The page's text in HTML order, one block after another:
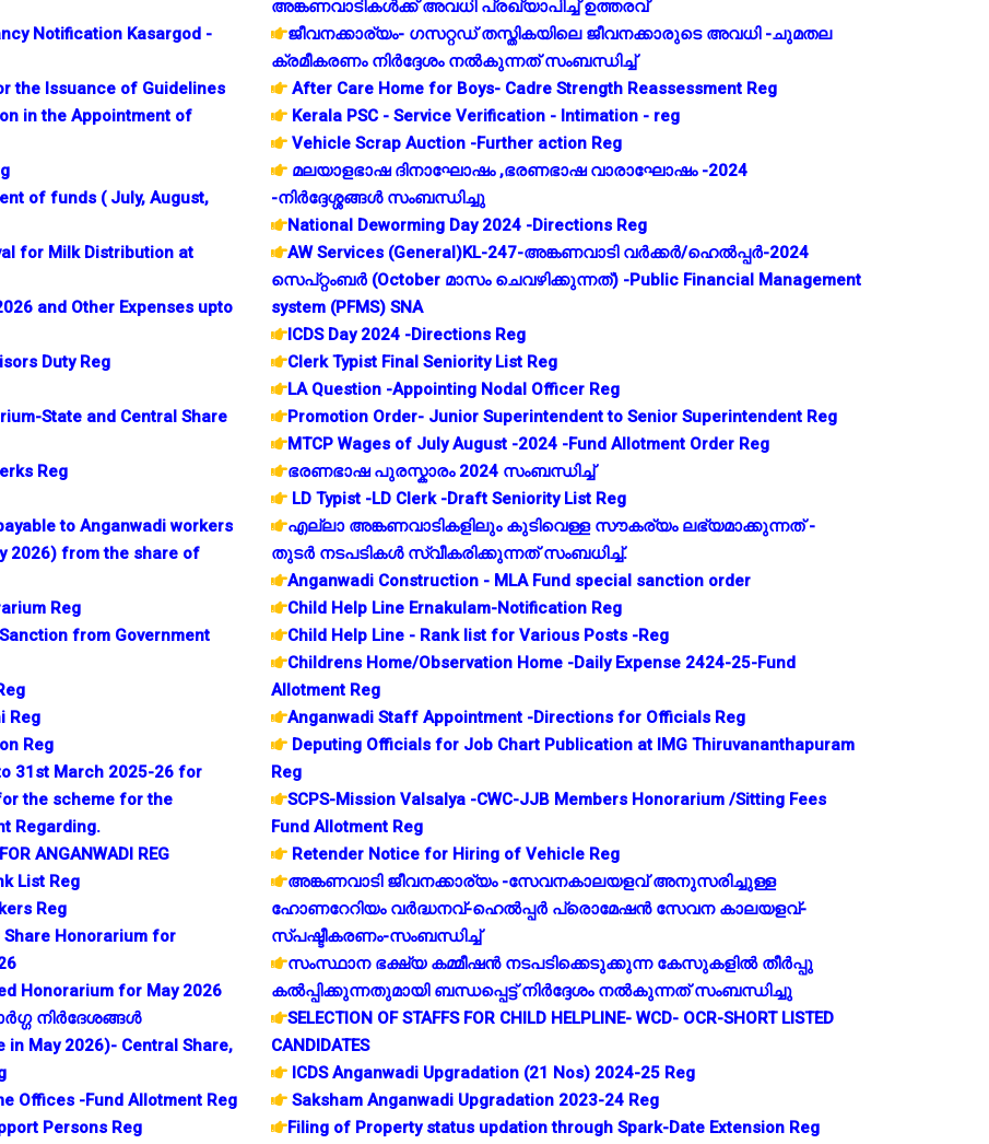
Notification Kasargod -
the Issuance of Guidelines
in the Appointment of
of funds ( July, August,
for Milk Distribution at
and Other Expenses upto
Duty Reg
State and Central Share
Reg
to Anganwadi workers
2026) from the share of
Reg
from Government
Reg
Reg
31st March 2025-26 for
the scheme for the
Regarding.
ANGANWADI REG
List Reg
Reg
Share Honorarium for
Honorarium for May 2026
നിര്‍ദേശങ്ങള്‍
in May 2026)- Central Share,
Offices -Fund Allotment Reg
Persons Reg
അങ്കണവാടികൾക്ക് അവധി പ്രഖ്യാപിച്ച് ഉത്തരവ്
ജീവനക്കാര്യം- ഗസറ്റഡ് തസ്തികയിലെ ജീവനക്കാരുടെ അവധി -ചുമതല
ക്രമീകരണം നിർദ്ദേശം നൽകുന്നത് സംബന്ധിച്ച്
After Care Home for Boys- Cadre Strength Reassessment Reg
Kerala PSC - Service Verification - Intimation - reg
Vehicle Scrap Auction -Further action Reg
മലയാളഭാഷ ദിനാഘോഷം ,ഭരണഭാഷ വാരാഘോഷം -2024
-നിർദ്ദേശ്ശങ്ങൾ സംബന്ധിച്ചു
National Deworming Day 2024 -Directions Reg
AW Services (General)KL-247-അങ്കണവാടി വർക്കർ/ഹെൽപ്പർ-2024
സെപ്റ്റംബർ (October മാസം ചെവഴിക്കുന്നത്) -Public Financial Management
system (PFMS) SNA
ICDS Day 2024 -Directions Reg
Clerk Typist Final Seniority List Reg
LA Question -Appointing Nodal Officer Reg
Promotion Order- Junior Superintendent to Senior Superintendent Reg
MTCP Wages of July August -2024 -Fund Allotment Order Reg
ഭരണഭാഷ പുരസ്കാരം 2024 സംബന്ധിച്ച്
LD Typist -LD Clerk -Draft Seniority List Reg
എല്ലാ അങ്കണവാടികളിലും കുടിവെള്ള സൗകര്യം ലഭ്യമാക്കുന്നത് -
തുടർ നടപടികൾ സ്വീകരിക്കുന്നത് സംബധിച്ച്.
Anganwadi Construction - MLA Fund special sanction order
Child Help Line Ernakulam-Notification Reg
Child Help Line - Rank list for Various Posts -Reg
Childrens Home/Observation Home -Daily Expense 2424-25-Fund
Allotment Reg
Anganwadi Staff Appointment -Directions for Officials Reg
Deputing Officials for Job Chart Publication at IMG Thiruvananthapuram
Reg
SCPS-Mission Valsalya -CWC-JJB Members Honorarium /Sitting Fees
Fund Allotment Reg
Retender Notice for Hiring of Vehicle Reg
അങ്കണവാടി ജീവനക്കാര്യം -സേവനകാലയളവ് അനുസരിച്ചുള്ള
ഹോണറേറിയം വർദ്ധനവ്-ഹെൽപ്പർ പ്രൊമേഷൻ സേവന കാലയളവ്-
സ്പഷ്ടീകരണം-സംബന്ധിച്ച്
സംസ്ഥാന ഭക്ഷ്യ കമ്മീഷൻ നടപടിക്കെടുക്കുന്ന കേസുകളിൽ തീർപ്പു
കൽപ്പിക്കുന്നതുമായി ബന്ധപ്പെട്ട് നിർദ്ദേശം നൽകുന്നത് സംബന്ധിച്ചു
SELECTION OF STAFFS FOR CHILD HELPLINE- WCD- OCR-SHORT LISTED
CANDIDATES
ICDS Anganwadi Upgradation (21 Nos) 2024-25 Reg
Saksham Anganwadi Upgradation 2023-24 Reg
Filing of Property status updation through Spark-Date Extension Reg